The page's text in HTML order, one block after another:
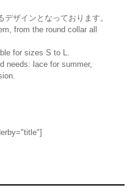
ザインとなっております。
from the round collar all
for sizes S to L.
needs: lace for summer,